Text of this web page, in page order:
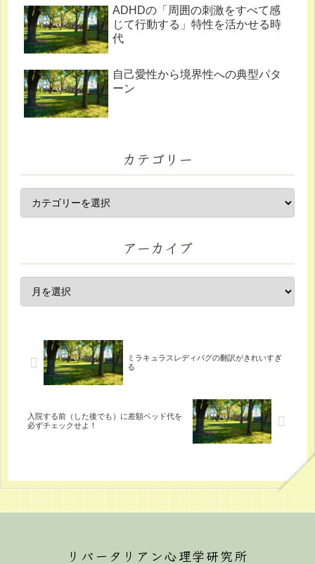
ADHDの「周囲の刺激をすべて感
じて行動する」特性を活かせる時
代
自己愛性から境界性への典型パタ
ーン
カテゴリー
アーカイブ
ミラキュラスレディバグの翻訳がきれいすぎ
る
入院する前（した後でも）に差額ベッド代を
必ずチェックせよ！
リバータリアン心理学研究所